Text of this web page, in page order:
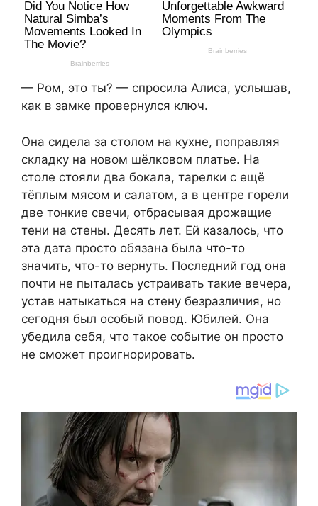
— Ром, это ты? — спросила Алиса, услышав,
как в замке провернулся ключ.
Она сидела за столом на кухне, поправляя
складку на новом шёлковом платье. На
столе стояли два бокала, тарелки с ещё
тёплым мясом и салатом, а в центре горели
две тонкие свечи, отбрасывая дрожащие
тени на стены. Десять лет. Ей казалось, что
эта дата просто обязана была что-то
значить, что-то вернуть. Последний год она
почти не пыталась устраивать такие вечера,
устав натыкаться на стену безразличия, но
сегодня был особый повод. Юбилей. Она
убедила себя, что такое событие он просто
не сможет проигнорировать.